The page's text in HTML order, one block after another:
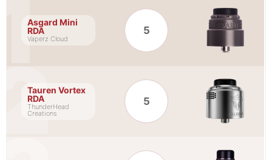
Asgard Mini
RDA
Vaperz Cloud
5
Tauren Vortex
RDA
ThunderHead
Creations
5